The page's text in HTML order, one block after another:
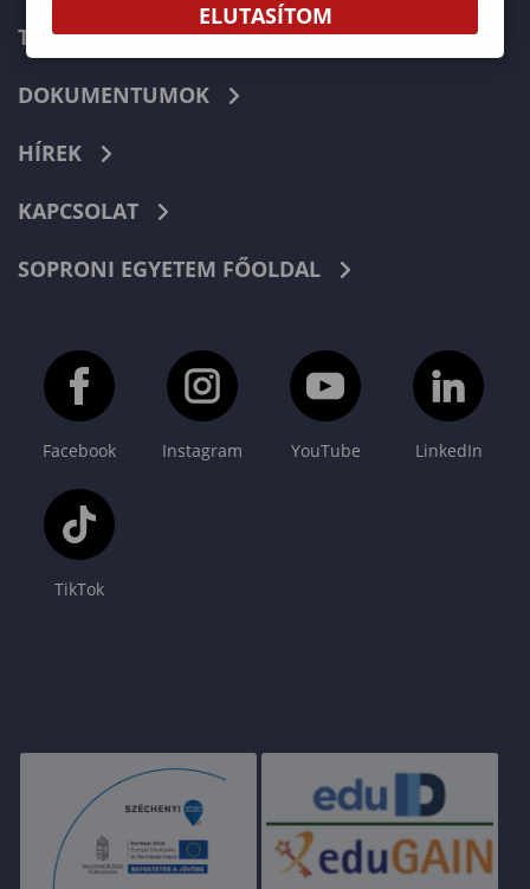
TELEFONKÖNYV
DOKUMENTUMOK
HÍREK
KAPCSOLAT
SOPRONI EGYETEM FŐOLDAL
Facebook Instagram YouTube LinkedIn
TikTok
ELUTASÍTOM